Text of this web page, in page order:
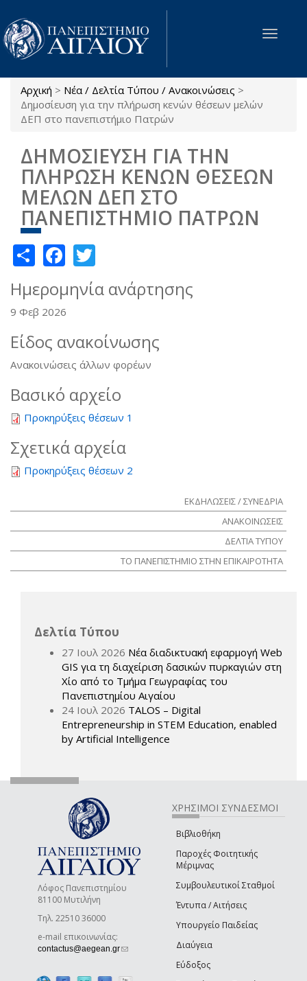
Παράκαμψη προς το κυρίως περιεχόμενο
Toggle
Είστε εδώ
Αρχική > Νέα / Δελτία Τύπου / Ανακοινώσεις >
Δημοσίευση για την πλήρωση κενών θέσεων μελών
ΔΕΠ στο πανεπιστήμιο Πατρών
ΔΗΜΟΣΙΕΥΣΗ ΓΙΑ ΤΗΝ
ΠΛΗΡΩΣΗ ΚΕΝΩΝ ΘΕΣΕΩΝ
ΜΕΛΩΝ ΔΕΠ ΣΤΟ
ΠΑΝΕΠΙΣΤΗΜΙΟ ΠΑΤΡΩΝ
ShareFacebook
Ημερομηνία ανάρτησης
9 Φεβ 2026
Είδος ανακοίνωσης
Ανακοινώσεις άλλων φορέων
Βασικό αρχείο
Προκηρύξεις θέσεων 1
Σχετικά αρχεία
Προκηρύξεις θέσεων 2
ΕΚΔΗΛΩΣΕΙΣ / ΣΥΝΕΔΡΙΑ
ΑΝΑΚΟΙΝΩΣΕΙΣ
ΔΕΛΤΙΑ ΤΥΠΟΥ
ΤΟ ΠΑΝΕΠΙΣΤΗΜΙΟ ΣΤΗΝ ΕΠΙΚΑΙΡΟΤΗΤΑ
Δελτία Τύπου
27 Ιουλ 2026 Νέα διαδικτυακή εφαρμογή Web
GIS για τη διαχείριση δασικών πυρκαγιών στη
Χίο από το Τμήμα Γεωγραφίας του
Πανεπιστημίου Αιγαίου
24 Ιουλ 2026 TALOS – Digital
Entrepreneurship in STEM Education, enabled
by Artificial Intelligence
Λόφος Πανεπιστημίου
81100 Μυτιλήνη
Τηλ. 22510 36000
e-mail επικοινωνίας:
contactus@aegean.gr(link sends e-mail)
ΧΡΗΣΙΜΟΙ ΣΥΝΔΕΣΜΟΙ
Βιβλιοθήκη
Παροχές Φοιτητικής
Μέριμνας
Συμβουλευτικοί Σταθμοί
Έντυπα / Αιτήσεις
Υπουργείο Παιδείας
Διαύγεια
Εύδοξος